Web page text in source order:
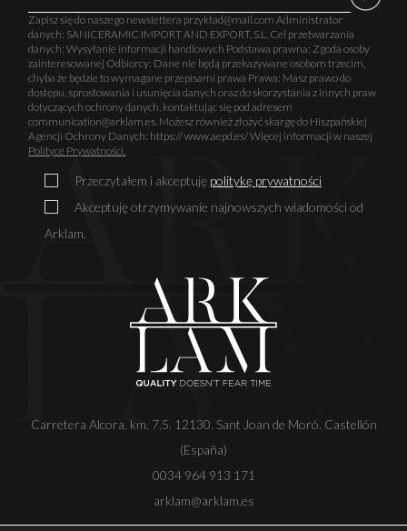
Carretera Alcora, km. 7,5. 12130. Sant Joan de Moró. Castellón
(España)
0034 964 913 171
arklam@arklam.es
Zapisz się do naszego newslettera przykład@mail.com Administrator
danych: SANICERAMIC IMPORT AND EXPORT, S.L. Cel przetwarzania
danych: Wysyłanie informacji handlowych Podstawa prawna: Zgoda osoby
zainteresowanej Odbiorcy: Dane nie będą przekazywane osobom trzecim,
chyba że będzie to wymagane przepisami prawa Prawa: Masz prawo do
dostępu, sprostowania i usunięcia danych oraz do skorzystania z innych praw
dotyczących ochrony danych, kontaktując się pod adresem
communication@arklam.es. Możesz również złożyć skargę do Hiszpańskiej
Agencji Ochrony Danych: https:// www.aepd.es/ Więcej informacji w naszej
Polityce Prywatności.
Przeczytałem i akceptuję politykę prywatności
Akceptuję otrzymywanie najnowszych wiadomości od
Arklam.